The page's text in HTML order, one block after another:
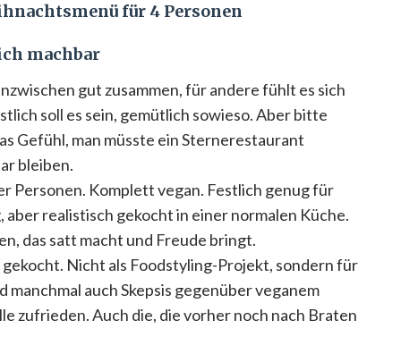
für 4 Personen
machbar
gut zusammen, für andere fühlt es sich
soll es sein, gemütlich sowieso. Aber bitte
Gefühl, man müsste ein Sternerestaurant
bleiben.
Personen. Komplett vegan. Festlich genug für
realistisch gekocht in einer normalen Küche.
das satt macht und Freude bringt.
Nicht als Foodstyling-Projekt, sondern für
auch Skepsis gegenüber veganem
zufrieden. Auch die, die vorher noch nach Braten